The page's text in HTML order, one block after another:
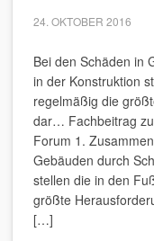
24. OKTOBER 2016
Bei den Schäden in
in der Konstruktion
regelmäßig die
dar… Fachbeitrag
Forum 1.
Gebäuden durch
stellen die in den
größte
[…]